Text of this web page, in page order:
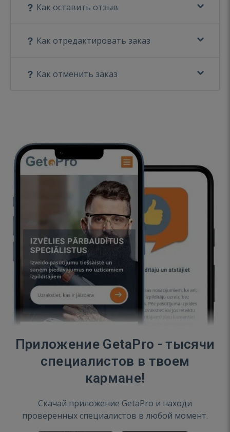
Как оставить отзыв
Как отредактировать заказ
Как отменить заказ
Приложение GetaPro - тысячи
специалистов в твоем
кармане!
Скачай приложение GetaPro и находи
проверенных специалистов в любой момент.